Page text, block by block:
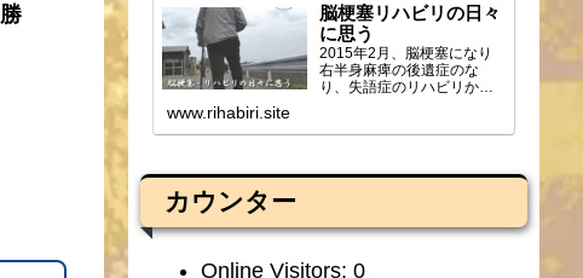
脳梗塞リハビリの日々
に思う
2015年2月、脳梗塞になり
右半身麻痺の後遺症のな
り、失語症のリハビリから
www.rihabiri.site
カウンター
Online Visitors: 0